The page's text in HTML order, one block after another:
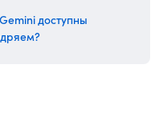
доступны